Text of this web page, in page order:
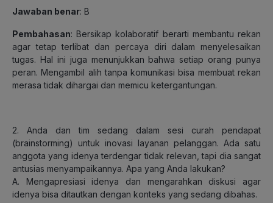
Jawaban benar: B
Pembahasan: Bersikap kolaboratif berarti membantu rekan
agar tetap terlibat dan percaya diri dalam menyelesaikan
tugas. Hal ini juga menunjukkan bahwa setiap orang punya
peran. Mengambil alih tanpa komunikasi bisa membuat rekan
merasa tidak dihargai dan memicu ketergantungan.
2. Anda dan tim sedang dalam sesi curah pendapat
(brainstorming) untuk inovasi layanan pelanggan. Ada satu
anggota yang idenya terdengar tidak relevan, tapi dia sangat
antusias menyampaikannya. Apa yang Anda lakukan?
A. Mengapresiasi idenya dan mengarahkan diskusi agar
idenya bisa ditautkan dengan konteks yang sedang dibahas.